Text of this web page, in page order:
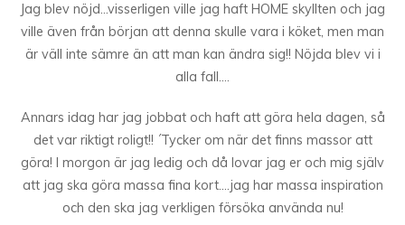
Jag blev nöjd…visserligen ville jag haft HOME skyllten och jag
ville även från början att denna skulle vara i köket, men man
är väll inte sämre än att man kan ändra sig!! Nöjda blev vi i
alla fall….
Annars idag har jag jobbat och haft att göra hela dagen, så
det var riktigt roligt!! ´Tycker om när det finns massor att
göra! I morgon är jag ledig och då lovar jag er och mig själv
att jag ska göra massa fina kort….jag har massa inspiration
och den ska jag verkligen försöka använda nu!